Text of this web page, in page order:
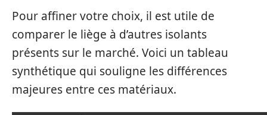
Pour affiner votre choix, il est utile de
comparer le liège à d’autres isolants
présents sur le marché. Voici un tableau
synthétique qui souligne les différences
majeures entre ces matériaux.